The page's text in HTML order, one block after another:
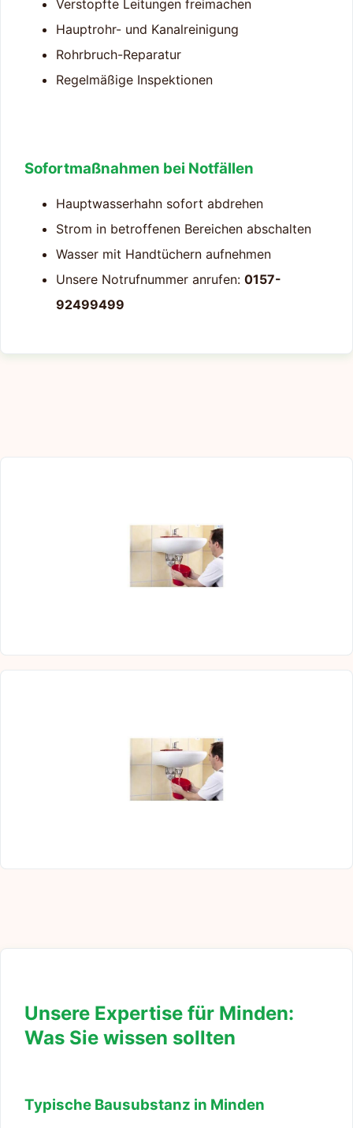
Verstopfte Leitungen freimachen
Hauptrohr- und Kanalreinigung
Rohrbruch-Reparatur
Regelmäßige Inspektionen
Sofortmaßnahmen bei Notfällen
Hauptwasserhahn sofort abdrehen
Strom in betroffenen Bereichen abschalten
Wasser mit Handtüchern aufnehmen
Unsere Notrufnummer anrufen: 0157-
92499499
Unsere Expertise für Minden:
Was Sie wissen sollten
Typische Bausubstanz in Minden